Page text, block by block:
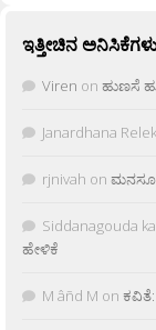
ಇತ್ತೀಚಿನ ಅನಿಸಿಕೆಗಳು
Viren on ಹುಣಸೆ
Janardhana
rjnivah on
Siddanagouda
ಹೇಳಿಕೆ
M âñd M on